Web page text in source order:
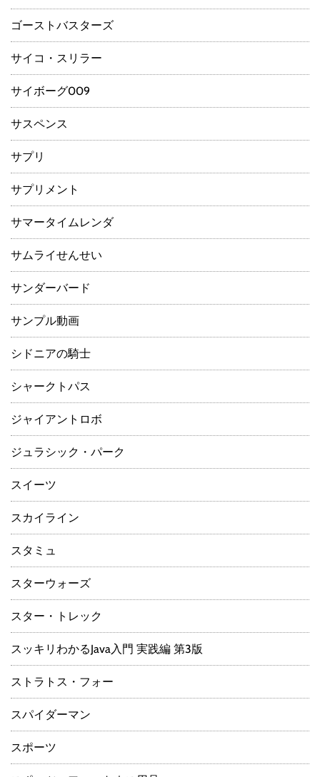
ゴーストバスターズ
サイコ・スリラー
サイボーグ009
サスペンス
サプリ
サプリメント
サマータイムレンダ
サムライせんせい
サンダーバード
サンプル動画
シドニアの騎士
シャークトパス
ジャイアントロボ
ジュラシック・パーク
スイーツ
スカイライン
スタミュ
スターウォーズ
スター・トレック
スッキリわかるJava入門 実践編 第3版
ストラトス・フォー
スパイダーマン
スポーツ